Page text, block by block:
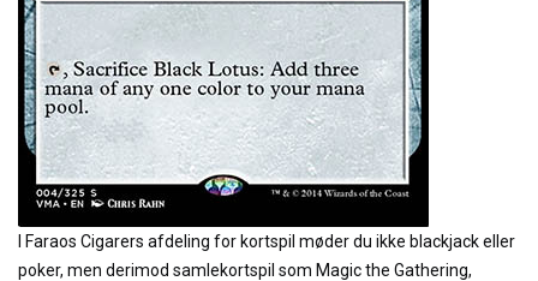
I Faraos Cigarers afdeling for kortspil møder du ikke blackjack eller
poker, men derimod samlekortspil som Magic the Gathering,